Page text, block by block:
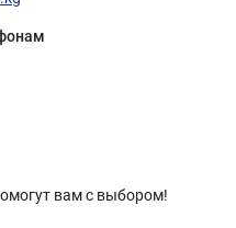
вам с выбором!